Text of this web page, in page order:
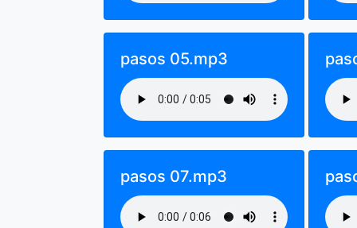
pasos 05.mp3
pasos 07.mp3